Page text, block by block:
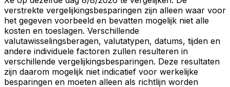
verstrekte vergelijkingsbesparingen zijn alleen waar voor
het gegeven voorbeeld en bevatten mogelijk niet alle
kosten en toeslagen. Verschillende
valutawisselingsberagen, valutatypen, datums, tijden en
andere individuele factoren zullen resulteren in
verschillende vergelijkingsbesparingen. Deze resultaten
zijn daarom mogelijk niet indicatief voor werkelijke
besparingen en moeten alleen als richtlijn worden